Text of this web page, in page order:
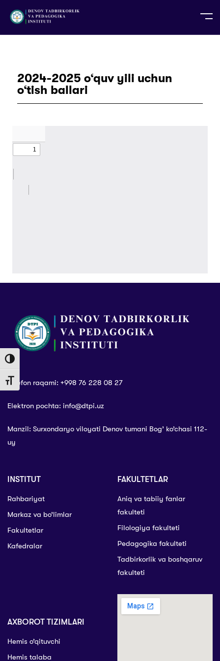
Toggle High Contrast
Toggle Font size
TG TR
2024-2025 o‘quv yili uchun
o‘tish ballari
Telefon raqami: +998 76 228 08 27
Elektron pochta: info@dtpi.uz
Manzil: Surxondaryo viloyati Denov tumani Bog’ ko’chasi 112-
uy
INSTITUT
Rahbariyat
Markaz va bo’limlar
Fakultetlar
Kafedralar
FAKULTETLAR
Aniq va tabiiy fanlar
fakulteti
Filologiya fakulteti
Pedagogika fakulteti
Tadbirkorlik va boshqaruv
fakulteti
AXBOROT TIZIMLARI
Hemis o’qituvchi
Hemis talaba